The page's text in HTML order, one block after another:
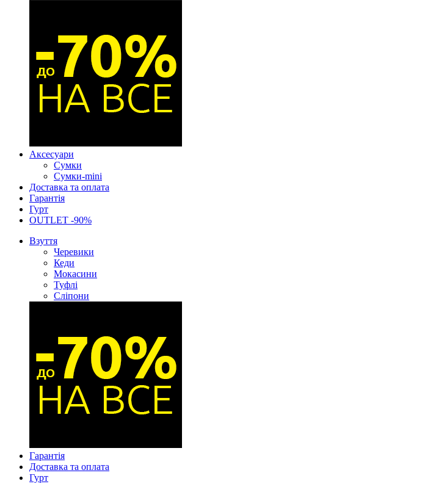
Аксесуари
Сумки
Сумки-mini
Доставка та оплата
Гарантія
Гурт
OUTLET -90%
Взуття
Черевики
Кеди
Мокасини
Туфлі
Сліпони
Гарантія
Доставка та оплата
Гурт